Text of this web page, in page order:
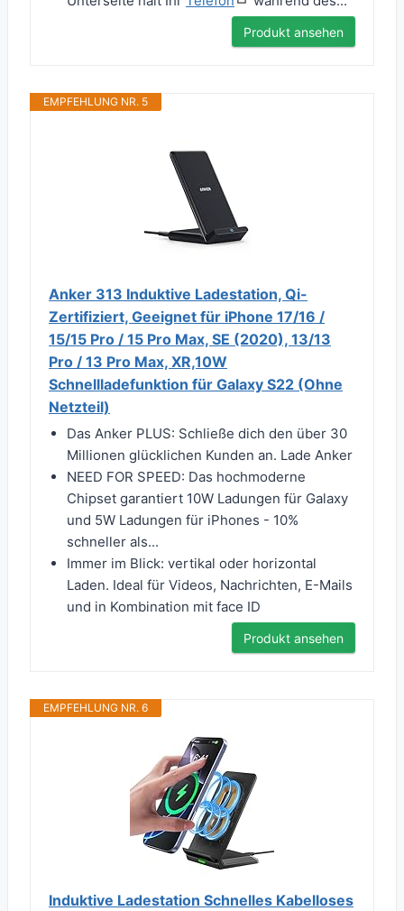
Produkt ansehen
EMPFEHLUNG NR. 5
Anker 313 Induktive Ladestation, Qi-
Zertifiziert, Geeignet für iPhone 17/16 /
15/15 Pro / 15 Pro Max, SE (2020), 13/13
Pro / 13 Pro Max, XR,10W
Schnellladefunktion für Galaxy S22 (Ohne
Netzteil)
Das Anker PLUS: Schließe dich den über 30
Millionen glücklichen Kunden an. Lade Anker
NEED FOR SPEED: Das hochmoderne
Chipset garantiert 10W Ladungen für Galaxy
und 5W Ladungen für iPhones - 10%
schneller als...
Immer im Blick: vertikal oder horizontal
Laden. Ideal für Videos, Nachrichten, E-Mails
und in Kombination mit face ID
Produkt ansehen
EMPFEHLUNG NR. 6
Induktive Ladestation Schnelles Kabelloses